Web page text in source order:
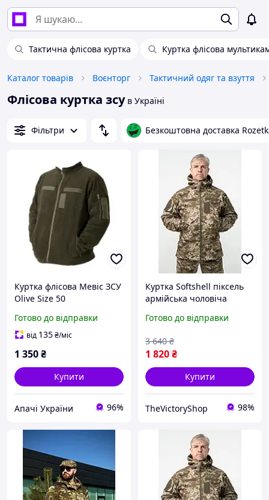
Тактична флісова куртка Куртка флісова
Каталог товарів Воєнторг Тактичний одяг та взуття
Флісова куртка зсув Україні
Фільтри Безкоштовна доставка
Куртка флісова Мевіс ЗСУ
Olive Size 50
Готово до відправки
від 135₴/міс
1 350₴
Купити
Апачі України 96%
Куртка Softshell піксель
армійська чоловіча
куртка софтшел зсу 4XL
Готово до відправки
1 820₴
3 640 ₴
Купити
TheVictoryShop 98%